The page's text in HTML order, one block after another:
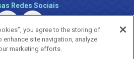
Redes Sociais
you agree to the storing of
site navigation, analyze
marketing efforts.